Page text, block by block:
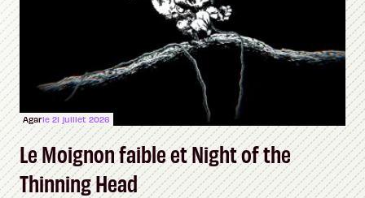
Agarle 21 juillet 2026
Le Moignon faible et Night of the
Thinning Head